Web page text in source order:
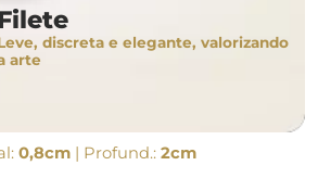
discreta e elegante, valorizando
arte
0,8cm | Profund.: 2cm